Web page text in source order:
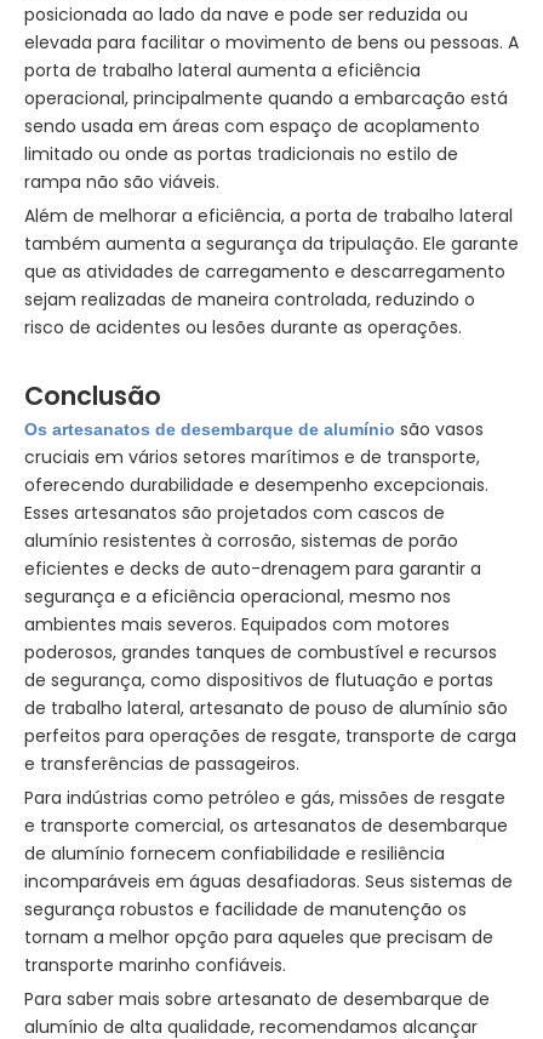
posicionada ao lado da nave e pode ser reduzida ou
elevada para facilitar o movimento de bens ou pessoas. A
porta de trabalho lateral aumenta a eficiência
operacional, principalmente quando a embarcação está
sendo usada em áreas com espaço de acoplamento
limitado ou onde as portas tradicionais no estilo de
rampa não são viáveis.
Além de melhorar a eficiência, a porta de trabalho lateral
também aumenta a segurança da tripulação. Ele garante
que as atividades de carregamento e descarregamento
sejam realizadas de maneira controlada, reduzindo o
risco de acidentes ou lesões durante as operações.
Conclusão
Os artesanatos de desembarque de alumínio são vasos
cruciais em vários setores marítimos e de transporte,
oferecendo durabilidade e desempenho excepcionais.
Esses artesanatos são projetados com cascos de
alumínio resistentes à corrosão, sistemas de porão
eficientes e decks de auto-drenagem para garantir a
segurança e a eficiência operacional, mesmo nos
ambientes mais severos. Equipados com motores
poderosos, grandes tanques de combustível e recursos
de segurança, como dispositivos de flutuação e portas
de trabalho lateral, artesanato de pouso de alumínio são
perfeitos para operações de resgate, transporte de carga
e transferências de passageiros.
Para indústrias como petróleo e gás, missões de resgate
e transporte comercial, os artesanatos de desembarque
de alumínio fornecem confiabilidade e resiliência
incomparáveis ​​em águas desafiadoras. Seus sistemas de
segurança robustos e facilidade de manutenção os
tornam a melhor opção para aqueles que precisam de
transporte marinho confiáveis.
Para saber mais sobre artesanato de desembarque de
alumínio de alta qualidade, recomendamos alcançar